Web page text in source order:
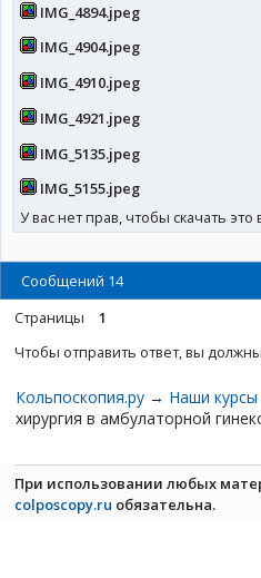
IMG_4894.jpeg
IMG_4904.jpeg
IMG_4910.jpeg
IMG_4921.jpeg
IMG_5135.jpeg
IMG_5155.jpeg
У вас нет прав, чтобы скачать
Сообщений 14
Страницы
1
Чтобы отправить ответ, вы должны
Кольпоскопия.ру → Наши курсы
хирургия в амбулаторной
При использовании любых
colposcopy.ru обязательна.